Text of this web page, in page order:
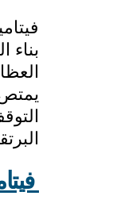
بناء